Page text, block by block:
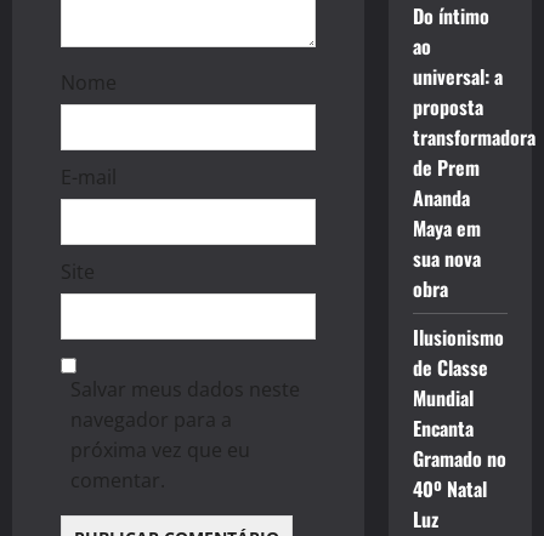
Nome
E-mail
Site
Salvar meus dados neste
navegador para a
próxima vez que eu
comentar.
Do íntimo
ao
universal: a
proposta
transformadora
de Prem
Ananda
Maya em
sua nova
obra
Ilusionismo
de Classe
Mundial
Encanta
Gramado no
40º Natal
Luz